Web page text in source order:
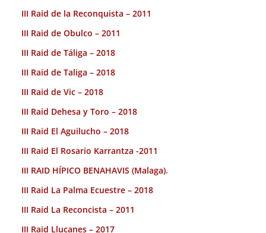
III Raid de la Reconquista – 2011
III Raid de Obulco – 2011
III Raid de Táliga – 2018
III Raid de Taliga – 2018
III Raid de Vic – 2018
III Raid Dehesa y Toro – 2018
III Raid El Aguilucho – 2018
III Raid El Rosario Karrantza -2011
III RAID HÍPICO BENAHAVIS (Malaga).
III Raid La Palma Ecuestre – 2018
III Raid La Reconcista – 2011
III Raid Llucanes – 2017